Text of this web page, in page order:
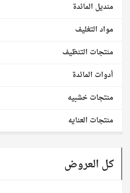
منديل المائدة
مواد التغليف
منتجات التنظيف
أدوات المائدة
منتجات خشبيه
منتجات العنايه
كل العروض